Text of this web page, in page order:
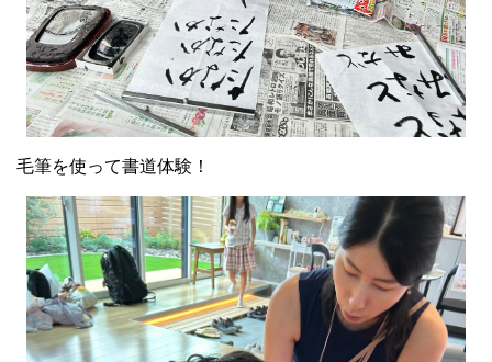
毛筆を使って書道体験！